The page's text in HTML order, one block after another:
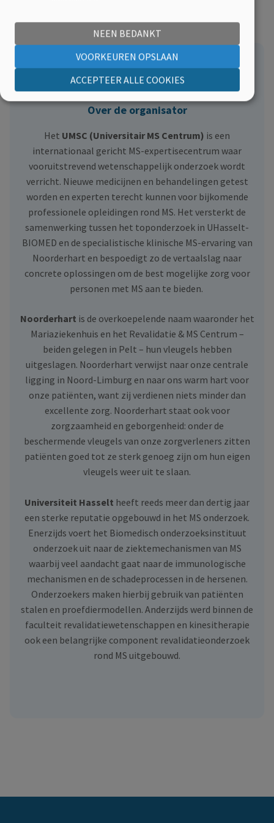
Over de organisator
Het UMSC (Universitair MS Centrum) is een
internationaal gericht MS-expertisecentrum waar
vooruitstrevend wetenschappelijk onderzoek wordt
verricht. Nieuwe medicijnen en behandelingen getest
worden en experten terecht kunnen voor bijkomende
professionele opleidingen rond MS. Het versterkt de
samenwerking tussen het toponderzoek in UHasselt-
BIOMED en de specialistische klinische MS-ervaring van
Noorderhart en bespoedigt zo de vertaalslag naar
concrete oplossingen om de best mogelijke zorg voor
personen met MS aan te bieden.
Noorderhart is de overkoepelende naam waaronder het
Mariaziekenhuis en het Revalidatie & MS Centrum –
beiden gelegen in Pelt – hun vleugels hebben
uitgeslagen. Noorderhart verwijst naar onze centrale
ligging in Noord-Limburg en naar ons warm hart voor
onze patiënten, want zij verdienen niets minder dan
excellente zorg. Noorderhart staat ook voor
zorgzaamheid en geborgenheid: onder de
beschermende vleugels van onze zorgverleners zitten
patiënten goed tot ze sterk genoeg zijn om hun eigen
vleugels weer uit te slaan.
Universiteit Hasselt heeft reeds meer dan dertig jaar
een sterke reputatie opgebouwd in het MS onderzoek.
Enerzijds voert het Biomedisch onderzoeksinstituut
onderzoek uit naar de ziektemechanismen van MS
waarbij veel aandacht gaat naar de immunologische
mechanismen en de schadeprocessen in de hersenen.
Onderzoekers maken hierbij gebruik van patiënten
stalen en proefdiermodellen. Anderzijds werd binnen de
faculteit revalidatiewetenschappen en kinesitherapie
ook een belangrijke component revalidatieonderzoek
rond MS uitgebouwd.
NEEN BEDANKT
VOORKEUREN OPSLAAN
ACCEPTEER ALLE COOKIES